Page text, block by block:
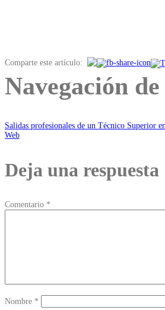
Comparte este artículo:
Navegación
Salidas profesionales de un Técnico Superior
Web
Deja una respuesta
Comentario *
Nombre *